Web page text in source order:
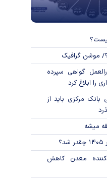
موشن گرافیک
گواهی سپرده
را ابلاغ کرد
مرکزی باید از
میشه
معدن کاهش